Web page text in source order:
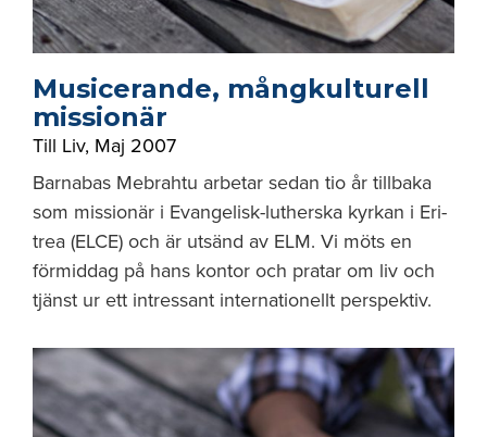
Musicerande, mångkulturell
missionär
Till Liv, Maj 2007
Barnabas Mebrahtu arbetar sedan tio år tillbaka
som missionär i Evangelisk-lutherska kyrkan i Eri­
trea (ELCE) och är utsänd av ELM. Vi möts en
förmiddag på hans kontor och pratar om liv och
tjänst ur ett intressant internationellt perspektiv.